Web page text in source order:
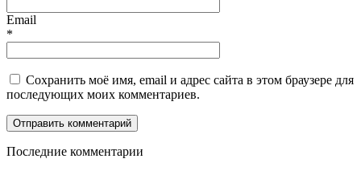
Email
*
Сохранить моё имя, email и адрес сайта в этом браузере для
последующих моих комментариев.
Последние комментарии